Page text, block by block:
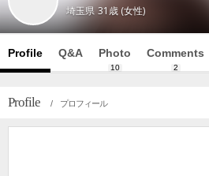
埼玉県 31歳 (女性)
Profile Q&A Photo
10
Comments
2
Profile / プロフィール